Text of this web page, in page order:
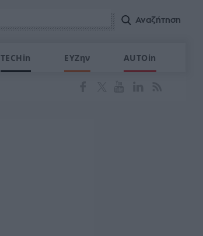
TECHin ΕΥΖην AUTOin